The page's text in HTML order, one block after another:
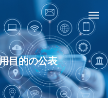
目的の公表